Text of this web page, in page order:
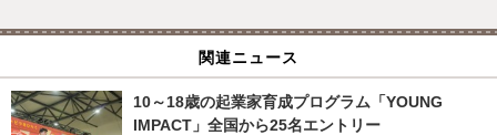
関連ニュース
10～18歳の起業家育成プログラム「YOUNG
IMPACT」全国から25名エントリー